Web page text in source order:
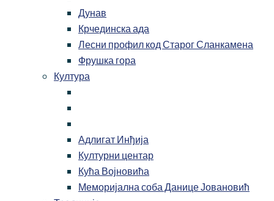
Дунав
Крчединска ада
Лесни профил код Старог Сланкамена
Фрушка гора
Култура
Адлигат Инђија
Културни центар
Кућа Војновића
Меморијална соба Данице Јовановић